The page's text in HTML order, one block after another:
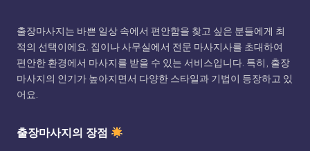
출장마사지는 바쁜 일상 속에서 편안함을 찾고 싶은 분들에게 최
적의 선택이에요. 집이나 사무실에서 전문 마사지사를 초대하여
편안한 환경에서 마사지를 받을 수 있는 서비스입니다. 특히, 출장
마사지의 인기가 높아지면서 다양한 스타일과 기법이 등장하고 있
어요.
출장마사지의 장점